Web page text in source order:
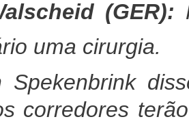
(GER):
uma cirurgia.
Spekenbrink
corredores